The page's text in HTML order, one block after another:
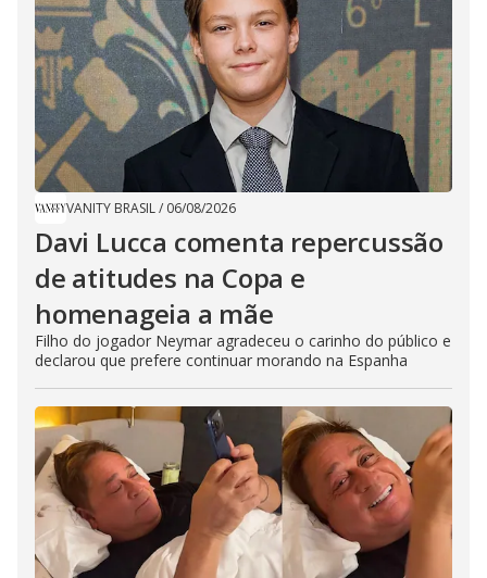
VANITY BRASIL/ 06/08/2026
Davi Lucca comenta repercussão
de atitudes na Copa e
homenageia a mãe
Filho do jogador Neymar agradeceu o carinho do público e
declarou que prefere continuar morando na Espanha